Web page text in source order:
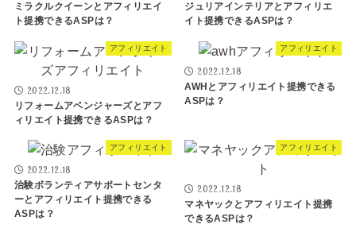
ミラクルクイーンとアフィリエイ
ト提携できるASPは？
ジュリアインテリアとアフィリエ
イト提携できるASPは？
アフィリエイト
2022.12.18
リフォームアベンジャーズとアフ
ィリエイト提携できるASPは？
アフィリエイト
2022.12.18
AWHとアフィリエイト提携できる
ASPは？
アフィリエイト
2022.12.18
治験ボランティアサポートセンタ
ーとアフィリエイト提携できる
ASPは？
アフィリエイト
2022.12.18
マネヤックとアフィリエイト提携
できるASPは？